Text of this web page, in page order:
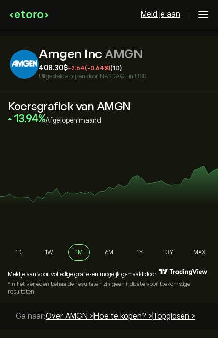
Meld je aan
Amgen Inc AMGN
408.30‎$‎-2.64(-0.64%)(1D)
Uitgestelde prijzen door NASDAQ • in USD
Koersgrafiek van AMGN
‎13.94‎ Afgelopen maand
1D 1W 1M 6M 1Y 3Y MAX
Meld je aan voor volledige grafieken mogelijk gemaakt door
*In het verleden behaalde resultaten zijn geen indicatie voor toekomstige
resultaten.
Ga naar:Over AMGN > Hoe te kopen? >Topgidsen >